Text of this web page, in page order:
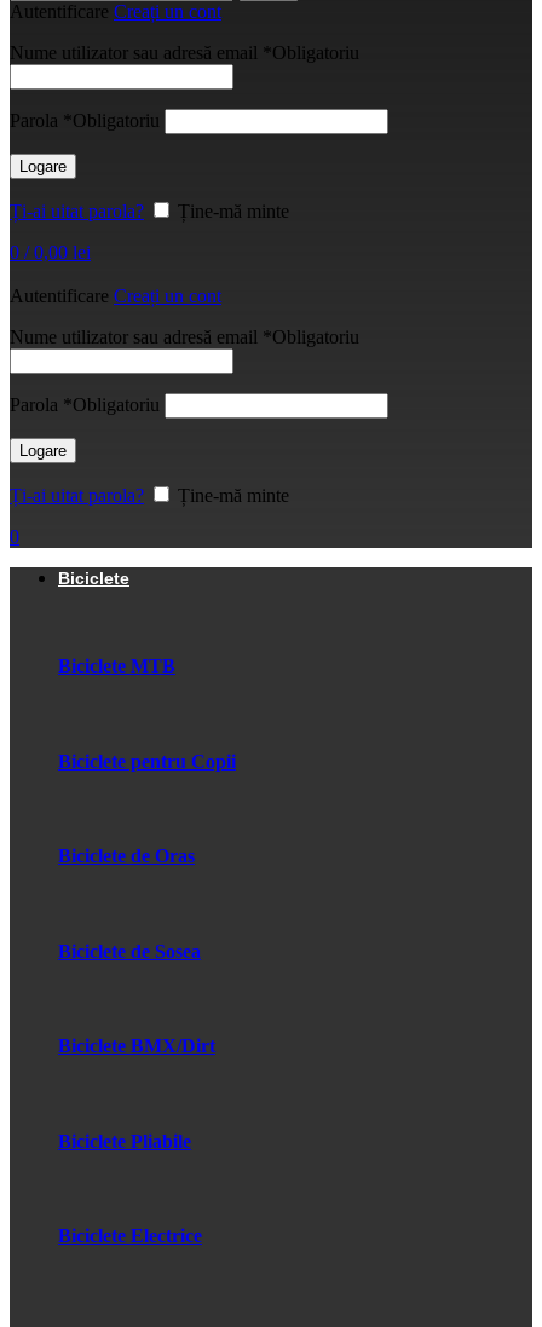
Autentificare Creați un cont
Nume utilizator sau adresă email *Obligatoriu
Parola *Obligatoriu
Logare
Ți-ai uitat parola?
Ține-mă minte
0 / 0,00 lei
Autentificare Creați un cont
Nume utilizator sau adresă email *Obligatoriu
Parola *Obligatoriu
Logare
Ți-ai uitat parola?
Ține-mă minte
0
Biciclete
Biciclete MTB
Biciclete pentru Copii
Biciclete de Oras
Biciclete de Sosea
Biciclete BMX/Dirt
Biciclete Pliabile
Biciclete Electrice